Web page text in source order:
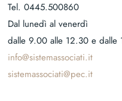
Tel.0445.500860
Dal lunedì al venerdì
dalle 9.00 alle 12.30 e dalle
info@sistemassociati.it
sistemassociati@pec.it